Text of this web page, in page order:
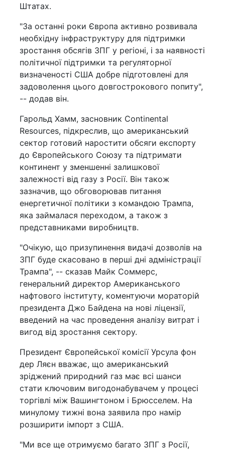
Штатах.
"За останні роки Європа активно розвивала
необхідну інфраструктуру для підтримки
зростання обсягів ЗПГ у регіоні, і за наявності
політичної підтримки та регуляторної
визначеності США добре підготовлені для
задоволення цього довгострокового попиту",
-- додав він.
Гарольд Хамм, засновник Continental
Resources, підкреслив, що американський
сектор готовий наростити обсяги експорту
до Європейського Союзу та підтримати
континент у зменшенні залишкової
залежності від газу з Росії. Він також
зазначив, що обговорював питання
енергетичної політики з командою Трампа,
яка займалася переходом, а також з
представниками виробництв.
"Очікую, що призупинення видачі дозволів на
ЗПГ буде скасовано в перші дні адміністрації
Трампа", -- сказав Майк Соммерс,
генеральний директор Американського
нафтового інституту, коментуючи мораторій
президента Джо Байдена на нові ліцензії,
введений на час проведення аналізу витрат і
вигод від зростання сектору.
Президент Європейської комісії Урсула фон
дер Ляєн вважає, що американський
зріджений природний газ має всі шанси
стати ключовим вигодонабувачем у процесі
торгівлі між Вашингтоном і Брюсселем. На
минулому тижні вона заявила про намір
розширити імпорт з США.
"Ми все ще отримуємо багато ЗПГ з Росії,